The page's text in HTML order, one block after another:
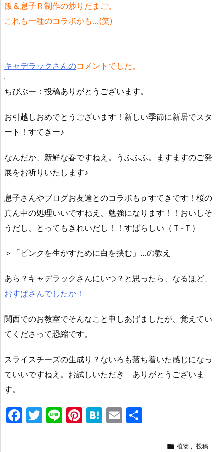
飯＆息子Ｒ制作の炒りたまご。
これも一種のコラボかも…(笑)
キャデラックさんのコメントでした。
ちびぶー：投稿ありがとうございます。
お引越しおめでとうございます！新しい季節に新居でスタ
ート！すてきー♪
なんだか、新鮮な春ですねえ。うふふふ。ますますのご発
展をお祈りいたします♪
息子さんやブログお友達とのコラボもｐすてきです！桜の
真ん中の処理いいですねえ、勉強になります！！おいしそ
うだし、とってもきれいだし！！すばらしい（Ｔ-Ｔ）
＞「ピンクを生かすために白を挟む」…の教え
あら？キャデラックさんにいつ？と思ったら、なるほど、
おすぱさんでしたか！
関西でのお教室でそんなこと申しあげましたが、覚えてい
てくださって恐縮です。
スライスチーズの生成り？ないろも落ち着いた感じになっ
ていいですねえ。お試しいただき ありがとうございま
す。
F
T
Li Pi H
E
 植物 , 投稿